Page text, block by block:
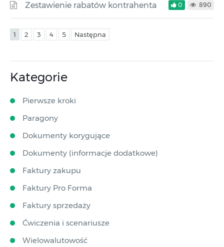
Zestawienie rabatów kontrahenta 0 890
1 2 3 4 5 Następna
Kategorie
Pierwsze kroki
Paragony
Dokumenty korygujące
Dokumenty (informacje dodatkowe)
Faktury zakupu
Faktury Pro Forma
Faktury sprzedaży
Ćwiczenia i scenariusze
Wielowalutowość